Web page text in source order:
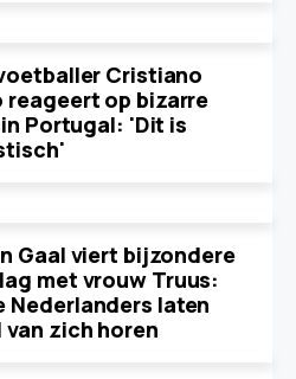
Cristiano
reageert op bizarre
Portugal: 'Dit is
Gaal viert bijzondere
met vrouw Truus:
Nederlanders laten
van zich horen